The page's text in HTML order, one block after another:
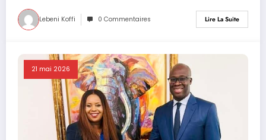
Lebeni Koffi 0 Commentaires Lire La Suite
21 mai 2026